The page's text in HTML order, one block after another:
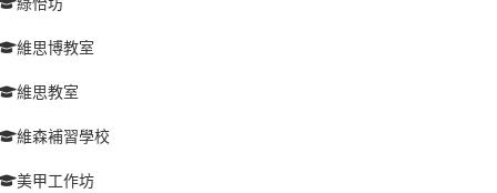
維思博教室
維思教室
維森補習學校
美甲工作坊